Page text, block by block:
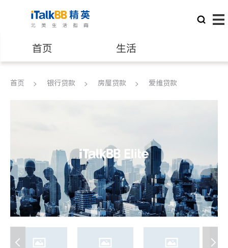
首页 生活
医生 律师
养老 非盈利组织
首页 银行贷款 房屋贷款 爱维贷款